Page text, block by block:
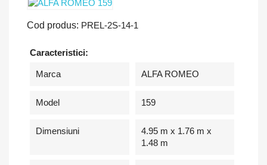
Cod produs: PREL-2S-14-1
Caracteristici:
Marca ALFA ROMEO
Model 159
Dimensiuni
4.95 m x 1.76 m x
1.48 m